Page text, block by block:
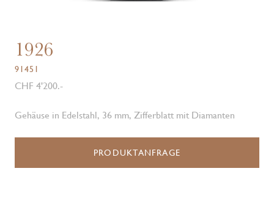
1926
91451
CHF 4'200.-
Gehäuse in Edelstahl, 36 mm, Zifferblatt mit Diamanten
PRODUKTANFRAGE